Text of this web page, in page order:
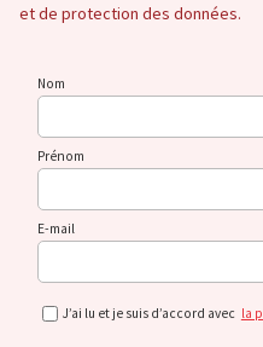
et de protection des données.
Nom
Prénom
E-mail
J’ai lu et je suis d’accord avec la